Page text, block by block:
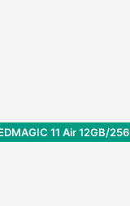
11 Air 12GB/